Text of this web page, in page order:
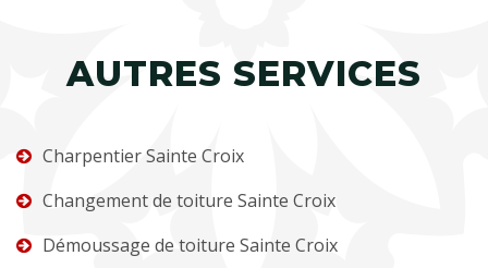
AUTRES SERVICES
Charpentier Sainte Croix
Changement de toiture Sainte Croix
Démoussage de toiture Sainte Croix